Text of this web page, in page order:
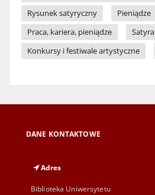
Rysunek satyryczny
Pieniądze
Praca, kariera, pieniądze
Satyra
Konkursy i festiwale artystyczne
DANE KONTAKTOWE
Adres
Biblioteka Uniwersytetu